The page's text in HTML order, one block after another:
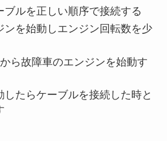
ブルを正しい順序で接続する
ンを始動しエンジン回転数を少
ら故障車のエンジンを始動す
したらケーブルを接続した時と